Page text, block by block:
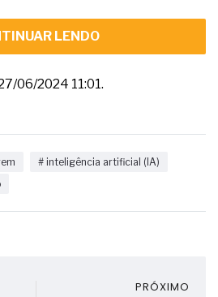
LENDO
06/2024 11:01.
# inteligência artificial (IA)
PRÓXIMO